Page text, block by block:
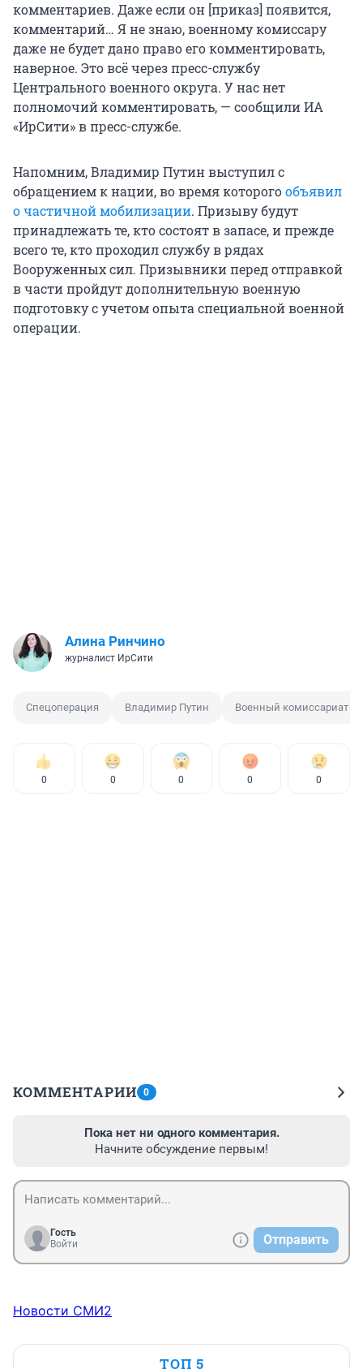
комментариев. Даже если он [приказ] появится,
комментарий… Я не знаю, военному комиссару
даже не будет дано право его комментировать,
наверное. Это всё через пресс-службу
Центрального военного округа. У нас нет
полномочий комментировать, — сообщили ИА
«ИрСити» в пресс-службе.
Напомним, Владимир Путин выступил с
обращением к нации, во время которогообъявил
о частичной мобилизации. Призыву будут
принадлежать те, кто состоят в запасе, и прежде
всего те, кто проходил службу в рядах
Вооруженных сил. Призывники перед отправкой
в части пройдут дополнительную военную
подготовку с учетом опыта специальной военной
операции.
Алина Ринчино
журналист ИрСити
Спецоперация Владимир Путин Военный комиссариат
0 0 0 0 0
КОММЕНТАРИИ 0
Пока нет ни одного комментария.
Начните обсуждение первым!
Гость
Войти
Отправить
Новости СМИ2
ТОП 5